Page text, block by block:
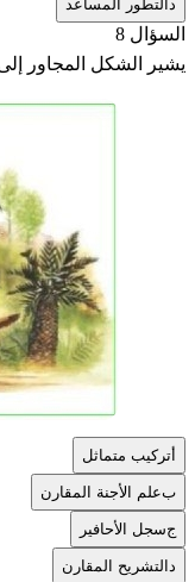
التطور المساعد
السؤال 8
يشير الشكل المجاور
تركيب متماثل
بعلم الأجنة المقارن
جسجل الأحافير
التشريح المقارن